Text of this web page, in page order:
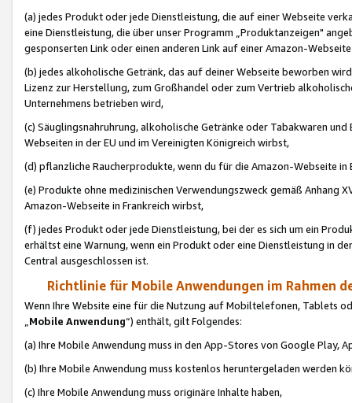
(a) jedes Produkt oder jede Dienstleistung, die auf einer Webseite
eine Dienstleistung, die über unser Programm „Produktanzeigen"
gesponserten Link oder einen anderen Link auf einer Amazon-
(b) jedes alkoholische Getränk, das auf deiner Webseite beworben
Lizenz zur Herstellung, zum Großhandel oder zum Vertrieb
Unternehmens betrieben wird,
(c) Säuglingsnahruhrung, alkoholische Getränke oder Tabakwaren
Webseiten in der EU und im Vereinigten Königreich wirbst,
(d) pflanzliche Raucherprodukte, wenn du für die Amazon-Webseite in
(e) Produkte ohne medizinischen Verwendungszweck gemäß Anhang
Amazon-Webseite in Frankreich wirbst,
(f) jedes Produkt oder jede Dienstleistung, bei der es sich um ein
erhältst eine Warnung, wenn ein Produkt oder eine Dienstleistung in
Central ausgeschlossen ist.
Richtlinie für Mobile Anwendungen im Rahmen
Wenn Ihre Website eine für die Nutzung auf Mobiltelefonen, Tablets
„Mobile Anwendung“) enthält, gilt Folgendes:
(a) Ihre Mobile Anwendung muss in den App-Stores von Google Play,
(b) Ihre Mobile Anwendung muss kostenlos heruntergeladen werden
(c) Ihre Mobile Anwendung muss originäre Inhalte haben,